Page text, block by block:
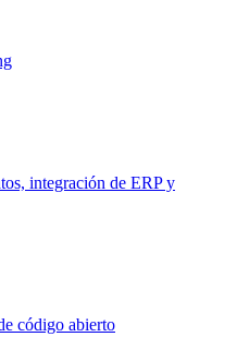
integración de ERP y
código abierto